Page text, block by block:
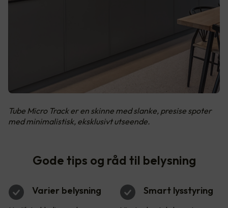
Tube Micro Track er en skinne med slanke, presise spoter
med minimalistisk, eksklusivt utseende.
Gode tips og råd til belysning
Varier belysning Smart lysstyring